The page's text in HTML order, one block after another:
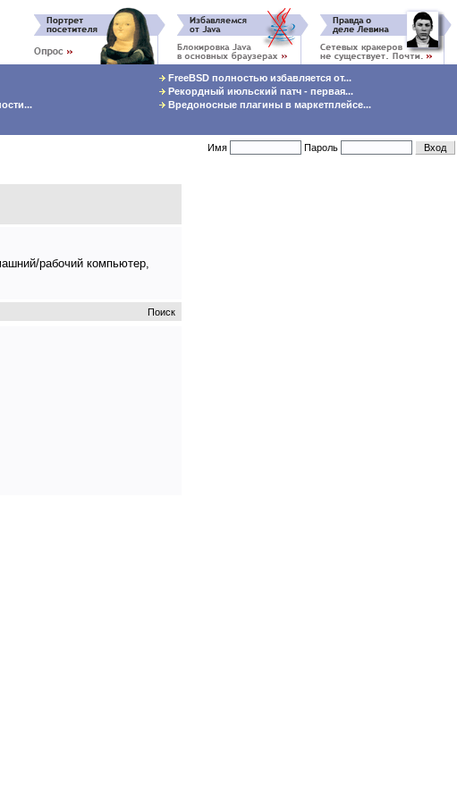
FreeBSD полностью избавляется от...
Рекордный июльский патч - первая...
Вредоносные плагины в маркетплейсе...
Имя Пароль
рабочий компьютер,
Поиск